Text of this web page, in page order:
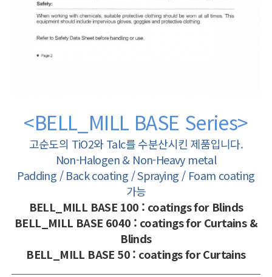
<BELL_MILL BASE Series>
고순도의 TiO2와 Talc를 수분산시킨 제품입니다.
Non-Halogen & Non-Heavy metal
Padding / Back coating / Spraying / Foam coating
가능
BELL_MILL BASE 100 : coatings for Blinds
BELL_MILL BASE 6040 : coatings for Curtains &
Blinds
BELL_MILL BASE 50 : coatings for Curtains